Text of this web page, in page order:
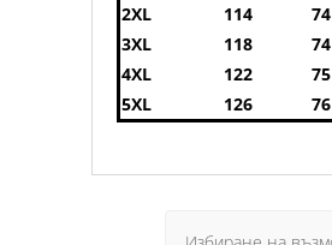
2XL
114
74
3XL
118
74
4XL
122
75
5XL
126 76